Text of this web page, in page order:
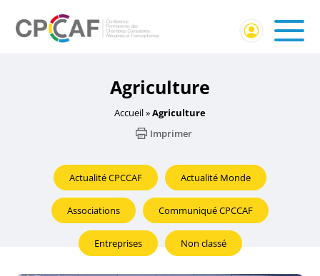
Agriculture
Accueil»Agriculture
Imprimer
Actualité CPCCAF Actualité Monde
Associations Communiqué CPCCAF
Entreprises Non classé